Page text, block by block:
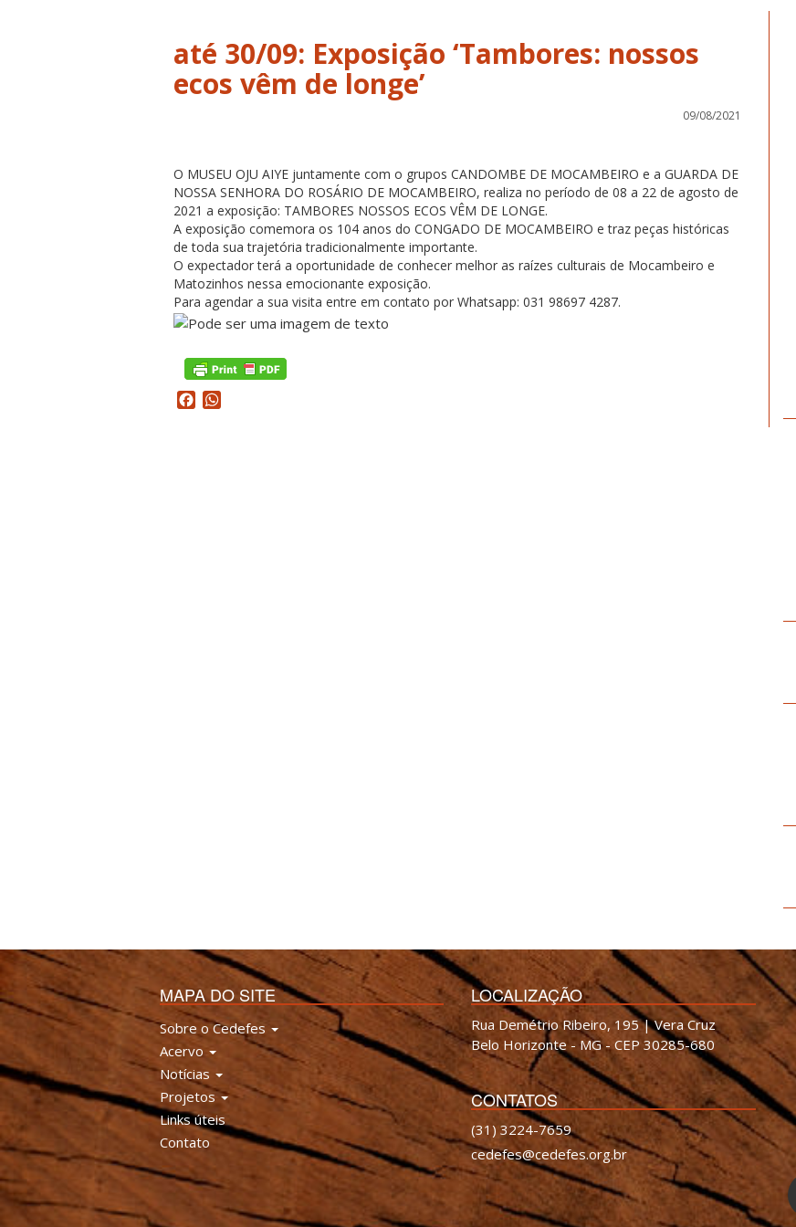
até 30/09: Exposição ‘Tambores: nossos
ecos vêm de longe’
09/08/2021
O MUSEU OJU AIYE juntamente com o grupos CANDOMBE DE MOCAMBEIRO e a GUARDA DE
NOSSA SENHORA DO ROSÁRIO DE MOCAMBEIRO, realiza no período de 08 a 22 de agosto de
2021 a exposição: TAMBORES NOSSOS ECOS VÊM DE LONGE.
A exposição comemora os 104 anos do CONGADO DE MOCAMBEIRO e traz peças históricas
de toda sua trajetória tradicionalmente importante.
O expectador terá a oportunidade de conhecer melhor as raízes culturais de Mocambeiro e
Matozinhos nessa emocionante exposição.
Para agendar a sua visita entre em contato por Whatsapp: 031 98697 4287.
Facebook
MAPA DO SITE
Sobre o Cedefes
Acervo
Notícias
Projetos
Links úteis
Contato
LOCALIZAÇÃO
Rua Demétrio Ribeiro, 195 | Vera Cruz
Belo Horizonte - MG - CEP 30285-680
CONTATOS
(31) 3224-7659
cedefes@cedefes.org.br